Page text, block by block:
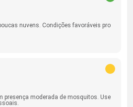
nuvens. Condições favoráveis pro
presença moderada de mosquitos. Use